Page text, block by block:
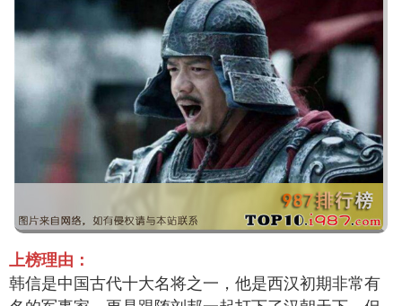
上榜理由：
韩信是中国古代十大名将之一，他是西汉初期非常有